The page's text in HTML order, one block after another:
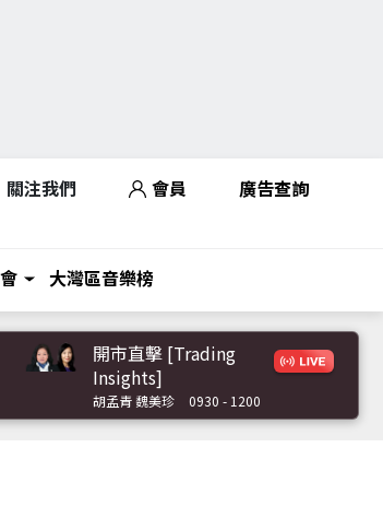
關注我們 會員 廣告查詢
大灣區音樂榜
開市直擊 [Trading
Insights]
胡孟青 魏美珍 0930 - 1200